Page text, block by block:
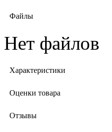
Файлы
Нет файлов
Характеристики
Оценки товара
Отзывы